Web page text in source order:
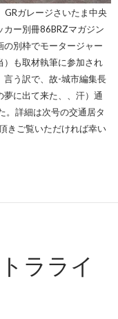
ガレージさいたま中央
カー別冊86BRZマガジン
別枠でモータージャー
）も取材執筆に参加され
言う訳で、故-城市編集長
夢に出て来た、、汗）通
。詳細は次号の交通居タ
きご覧いただければ幸い
ラライ